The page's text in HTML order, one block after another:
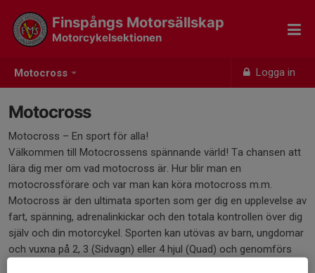
Motocross Logga in
Finspångs Motorsällskap
Motorcykelsektionen
Motocross
Motocross – En sport för alla!
Välkommen till Motocrossens spännande värld! Ta chansen att
lära dig mer om vad motocross är. Hur blir man en
motocrossförare och var man kan köra motocross m.m.
Motocross är den ultimata sporten som ger dig en upplevelse av
fart, spänning, adrenalinkickar och den totala kontrollen över dig
själv och din motorcykel. Sporten kan utövas av barn, ungdomar
och vuxna på 2, 3 (Sidvagn) eller 4 hjul (Quad) och genomförs